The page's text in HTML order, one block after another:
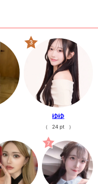
ナイツ
ャバ嬢#キャスト#ボー
#新潟駅前#飲み屋#求
ビジネス#ギャル#クラ
全員フォロー#新潟ナイ
イツネット#ポケパラ#
何...
11日前
> 日記一覧を見る
3
ゆゆ
（ 24 pt ）
7